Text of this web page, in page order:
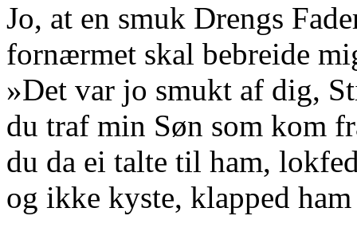
Jo, at en smuk Drengs
fornærmet skal bebreide
»Det var jo smukt af dig,
du traf min Søn som kom
du da ei talte til ham,
og ikke kyste, klapped